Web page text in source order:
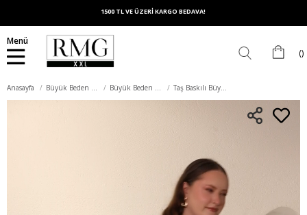
1500 TL VE ÜZERİ KARGO BEDAVA!
Menü
Anasayfa Büyük Beden Üst Giyim Büyük Beden Tişört Taş Baskılı Büyük Beden Garnili Tişört Siyahsaks